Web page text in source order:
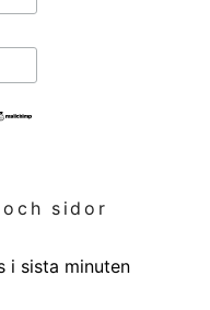
sidor
i sista minuten